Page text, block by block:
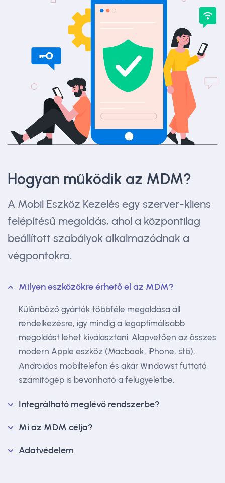
Hogyan működik az MDM?
A Mobil Eszköz Kezelés egy szerver-kliens
felépítésű megoldás, ahol a központilag
beállított szabályok alkalmazódnak a
végpontokra.
Milyen eszközökre érhető el az MDM?
Különböző gyártók többféle megoldása áll
rendelkezésre, így mindig a legoptimálisabb
megoldást lehet kiválasztani. Alapvetően az összes
modern Apple eszköz (Macbook, iPhone, stb),
Androidos mobiltelefon és akár Windowst futtató
számítógép is bevonható a felügyeletbe.
Integrálható meglévő rendszerbe?
Mi az MDM célja?
Adatvédelem